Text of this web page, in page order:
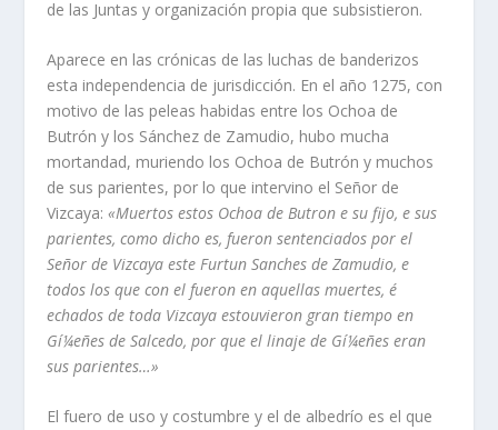
de las Juntas y organización propia que subsistieron.
Aparece en las crónicas de las luchas de banderizos
esta independencia de jurisdicción. En el año 1275, con
motivo de las peleas habidas entre los Ochoa de
Butrón y los Sánchez de Zamudio, hubo mucha
mortandad, muriendo los Ochoa de Butrón y muchos
de sus parientes, por lo que intervino el Señor de
Vizcaya:«Muertos estos Ochoa de Butron e su fijo, e sus
parientes, como dicho es, fueron sentenciados por el
Señor de Vizcaya este Furtun Sanches de Zamudio, e
todos los que con el fueron en aquellas muertes, é
echados de toda Vizcaya estouvieron gran tiempo en
Gí¼eñes de Salcedo, por que el linaje de Gí¼eñes eran
sus parientes…»
El fuero de uso y costumbre y el de albedrí­o es el que